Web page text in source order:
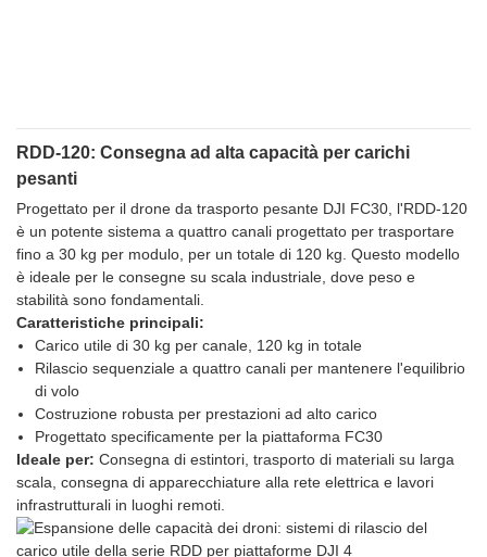
RDD-120: Consegna ad alta capacità per carichi
pesanti
Progettato per il drone da trasporto pesante DJI FC30, l'RDD-120
è un potente sistema a quattro canali progettato per trasportare
fino a 30 kg per modulo, per un totale di 120 kg. Questo modello
è ideale per le consegne su scala industriale, dove peso e
stabilità sono fondamentali.
Caratteristiche principali:
Carico utile di 30 kg per canale, 120 kg in totale
Rilascio sequenziale a quattro canali per mantenere l'equilibrio
di volo
Costruzione robusta per prestazioni ad alto carico
Progettato specificamente per la piattaforma FC30
Ideale per: Consegna di estintori, trasporto di materiali su larga
scala, consegna di apparecchiature alla rete elettrica e lavori
infrastrutturali in luoghi remoti.